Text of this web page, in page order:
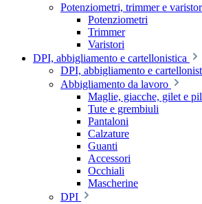
Potenziometri, trimmer e
Potenziometri
Trimmer
Varistori
DPI, abbigliamento e cartellonistica
DPI, abbigliamento e
Abbigliamento da lavoro
Maglie, giacche, gilet e
Tute e grembiuli
Pantaloni
Calzature
Guanti
Accessori
Occhiali
Mascherine
DPI